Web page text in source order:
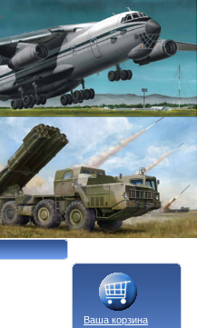
Ваша корзина